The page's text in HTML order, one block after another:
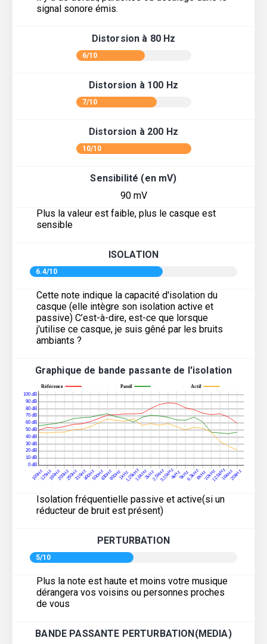
signal sonore émis.
Distorsion à 80 Hz
6/10
Distorsion à 100 Hz
7/10
Distorsion à 200 Hz
10/10
Sensibilité (en mV)
90 mV
Plus la valeur est faible, plus le casque est
sensible
ISOLATION
6.4/10
Cette note indique la capacité d'isolation du
casque (elle intègre son isolation active et
passive) C’est-à-dire, est-ce que lorsque
j'utilise ce casque, je suis gêné par les bruits
ambiants ?
Graphique de bande passante de l'isolation
Isolation fréquentielle passive et active(si un
réducteur de bruit est présent)
PERTURBATION
5/10
Plus la note est haute et moins votre musique
dérangera vos voisins ou personnes proches
de vous
BANDE PASSANTE PERTURBATION(MEDIA)